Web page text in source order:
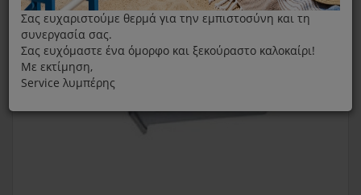
Σας ευχαριστούμε θερμά για την εμπιστοσύνη και τη
συνεργασία σας.
Σας ευχόμαστε ένα όμορφο και ξεκούραστο καλοκαίρι!
Με εκτίμηση,
Service λυμπέρης